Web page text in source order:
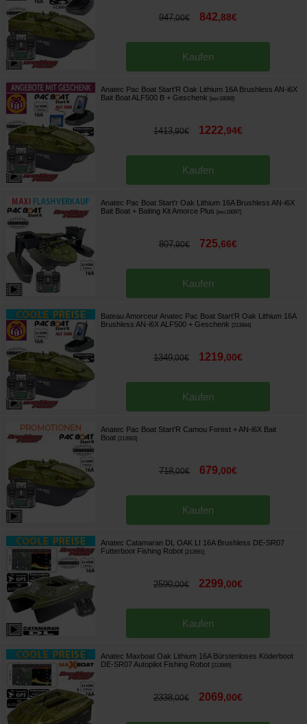
947,00€ 842,88€
Kaufen
Anatec Pac Boat Start'R Oak Lithium 16A Brushless AN-i6X
Bait Boat ALF500 B + Geschenk [esc18088]
1413,90€ 1222,94€
Kaufen
Anatec Pac Boat Start'r Oak Lithium 16A Brushless AN-i6X
Bait Boat + Baiting Kit Amorce Plus
[esc18087]
807,90€ 725,66€
Kaufen
Bateau Amorceur Anatec Pac Boat Start'R Oak Lithium 16A
Brushless AN-i6X ALF500 + Geschenk 213984]
1349,00€ 1219,00€
Kaufen
Anatec Pac Boat Start'R Camou Forest + AN-i6X Bait
Boat
213983]
718,00€ 679,00€
Kaufen
Anatec Catamaran DL OAK LI 16A Brushless DE-SR07
Futterboot Fishing Robot
213991]
2590,00€ 2299,00€
Kaufen
Anatec Maxboat Oak Lithium 16A Bürstenloses Köderboot
DE-SR07 Autopilot Fishing Robot
213989]
2338,00€ 2069,00€